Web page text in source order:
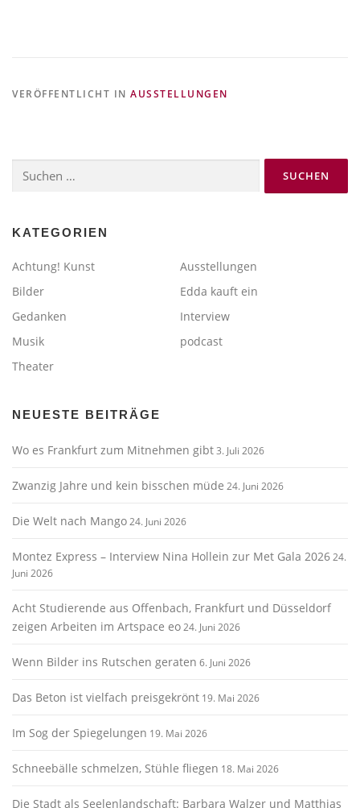
VERÖFFENTLICHT IN AUSSTELLUNGEN
nach:
KATEGORIEN
Achtung! Kunst
Ausstellungen
Bilder
Edda kauft ein
Gedanken
Interview
Musik
podcast
Theater
NEUESTE BEITRÄGE
Wo es Frankfurt zum Mitnehmen gibt3. Juli 2026
Zwanzig Jahre und kein bisschen müde 24. Juni 2026
Die Welt nach Mango24. Juni 2026
Montez Express – Interview Nina Hollein zur Met Gala 202624.
Juni 2026
Acht Studierende aus Offenbach, Frankfurt und Düsseldorf
zeigen Arbeiten im Artspace eo24. Juni 2026
Wenn Bilder ins Rutschen geraten 6. Juni 2026
Das Beton ist vielfach preisgekrönt 19. Mai 2026
Im Sog der Spiegelungen 19. Mai 2026
Schneebälle schmelzen, Stühle fliegen 18. Mai 2026
Die Stadt als Seelenlandschaft: Barbara Walzer und Matthias